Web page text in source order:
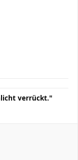
verrückt."